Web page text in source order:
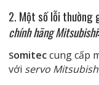
2. Một số lỗi thường
chính hãng Mitsubishi:
Somiteccung cấp
với servo